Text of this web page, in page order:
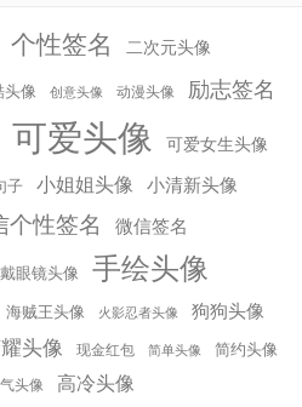
个性签名 二次元头像
头像 创意头像 动漫头像 励志签名
可爱头像 可爱女生头像
子 小姐姐头像 小清新头像
个性签名 微信签名
戴眼镜头像 手绘头像
海贼王头像 火影忍者头像 狗狗头像
头像 现金红包 简单头像 简约头像
头像 高冷头像